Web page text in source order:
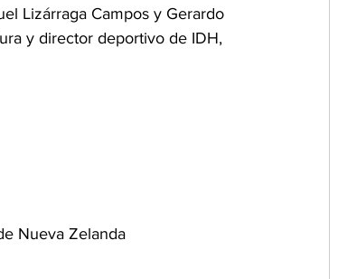
Lizárraga Campos y Gerardo
y director deportivo de IDH,
Nueva Zelanda